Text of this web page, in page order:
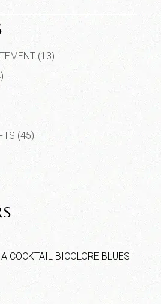
(13)
(45)
COCKTAIL BICOLORE BLUES